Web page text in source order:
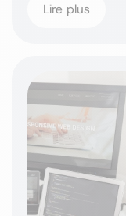
Lire plus